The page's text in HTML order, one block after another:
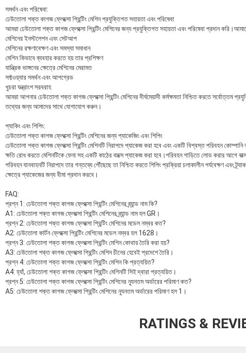
সমর্থন এবং পরিষেবা:
ঢেউতোলা শক্ত কাগজ ফ্লেক্সো প্রিন্টিং মেশিন প্রযুক্তিগত সহায়তা এবং পরিষেবা
আমরা ঢেউতোলা শক্ত কাগজ ফ্লেক্সো প্রিন্টিং মেশিনের জন্য প্রযুক্তিগত সহায়তা এবং পরিষেবা প্রদান
মেশিনের ইনস্টলেশন এবং সেটআপ
মেশিনের রক্ষণাবেক্ষণ এবং সমস্যা সমাধান
মেশিন কিভাবে ব্যবহার করতে হয় তার প্রশিক্ষণ
যান্ত্রিক ভাঙ্গনের ক্ষেত্রে মেশিনের মেরামত
সফ্টওয়্যার সমর্থন এবং আপগ্রেড
খুচরা যন্ত্রাংশ সরবরাহ
আমরা আপনার ঢেউতোলা শক্ত কাগজ ফ্লেক্সো প্রিন্টিং মেশিনের দীর্ঘমেয়াদী কর্মক্ষমতা নিশ্চিত করতে
তথ্যের জন্য আমাদের সাথে যোগাযোগ করুন।
প্যাকিং এবং শিপিং:
ঢেউতোলা শক্ত কাগজ ফ্লেক্সো প্রিন্টিং মেশিনের জন্য প্যাকেজিং এবং শিপিং
ঢেউতোলা শক্ত কাগজ ফ্লেক্সো প্রিন্টিং মেশিনটি নিরাপদে প্যাকেজ করা হবে এবং একটি বিশ্বস্ত পরিবহন
ক্ষতি রোধ করতে মেশিনটিকে ফেনা সহ একটি কাঠের বাক্সে প্যাকেজ করা হবে।পরিবহন গাড়িতে লোড করার আগে
পরিবহন যানবাহনটি নিরাপদে তার গন্তব্যে পৌঁছেছে তা নিশ্চিত করতে শিপিং প্রক্রিয়া চলাকালীন পর্যবেক্ষণ এবং
ক্ষেত্রে প্যাকেজের জন্য বীমা প্রদান করবে।
FAQ:
প্রশ্ন 1: ঢেউতোলা শক্ত কাগজ ফ্লেক্সো প্রিন্টিং মেশিনের ব্র্যান্ড নাম কি?
A1: ঢেউতোলা শক্ত কাগজ ফ্লেক্সো প্রিন্টিং মেশিনের ব্র্যান্ড নাম হল GR।
প্রশ্ন 2: ঢেউতোলা শক্ত কাগজ ফ্লেক্সো প্রিন্টিং মেশিনের মডেল নম্বর কত?
A2: ঢেউতোলা কার্টন ফ্লেক্সো প্রিন্টিং মেশিনের মডেল নম্বর হল 1628।
প্রশ্ন 3: ঢেউতোলা শক্ত কাগজ ফ্লেক্সো প্রিন্টিং মেশিন কোথায় তৈরি করা হয়?
A3: ঢেউতোলা শক্ত কাগজ ফ্লেক্সো প্রিন্টিং মেশিন চীনের হেবেই প্রদেশে তৈরি।
প্রশ্ন 4: ঢেউতোলা শক্ত কাগজ ফ্লেক্সো প্রিন্টিং মেশিন কি প্রত্যয়িত?
A4: হ্যাঁ, ঢেউতোলা শক্ত কাগজ ফ্লেক্সো প্রিন্টিং মেশিনটি সিই দ্বারা প্রত্যয়িত।
প্রশ্ন 5: ঢেউতোলা শক্ত কাগজ ফ্লেক্সো প্রিন্টিং মেশিনের ন্যূনতম অর্ডারের পরিমাণ কত?
A5: ঢেউতোলা শক্ত কাগজ ফ্লেক্সো প্রিন্টিং মেশিনের ন্যূনতম অর্ডারের পরিমাণ হল 1।
RATINGS &